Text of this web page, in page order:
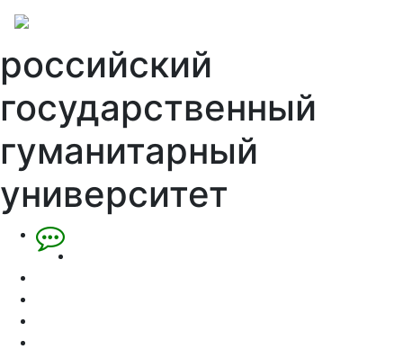
российский
государственный
гуманитарный
университет